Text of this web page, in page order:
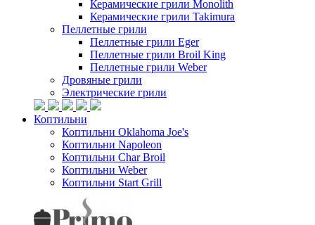
Керамические грили Monolith
Керамические грили Takimura
Пеллетные грили
Пеллетные грили Eger
Пеллетные грили Broil King
Пеллетные грили Weber
Дровяные грили
Электрические грили
Коптильни
Коптильни Oklahoma Joe's
Коптильни Napoleon
Коптильни Char Broil
Коптильни Weber
Коптильни Start Grill